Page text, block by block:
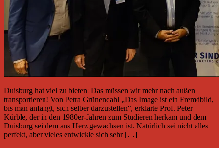
Duisburg hat viel zu bieten: Das müssen wir mehr nach außen
transportieren! Von Petra Grünendahl „Das Image ist ein Fremdbild,
bis man anfängt, sich selber darzustellen“, erklärte Prof. Peter
Kürble, der in den 1980er-Jahren zum Studieren herkam und dem
Duisburg seitdem ans Herz gewachsen ist. Natürlich sei nicht alles
perfekt, aber vieles entwickle sich sehr […]